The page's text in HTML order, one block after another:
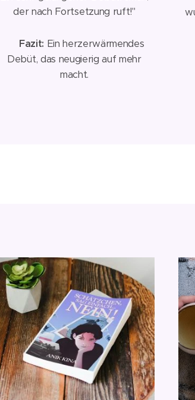
der nach Fortsetzung ruft!"
Fazit: Ein herzerwärmendes
Debüt, das neugierig auf mehr
macht.